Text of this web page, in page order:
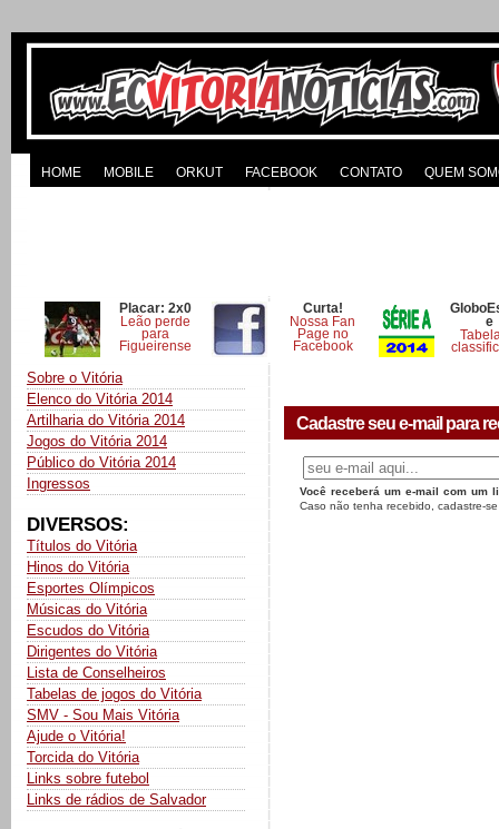
HOME MOBILE ORKUT FACEBOOK CONTATO QUEM
Placar: 2x0
Leão perde
para
Figueirense
Curta!
Nossa Fan
Page no
Facebook
e
Sobre o Vitória
Elenco do Vitória 2014
Artilharia do Vitória 2014
Jogos do Vitória 2014
Público do Vitória 2014
Ingressos
DIVERSOS:
Títulos do Vitória
Hinos do Vitória
Esportes Olímpicos
Músicas do Vitória
Escudos do Vitória
Dirigentes do Vitória
Lista de Conselheiros
Tabelas de jogos do Vitória
SMV - Sou Mais Vitória
Ajude o Vitória!
Torcida do Vitória
Links sobre futebol
Links de rádios de Salvador
Cadastre seu e-mail para
Você receberá um e-mail com um
Caso não tenha recebido, cadastre-